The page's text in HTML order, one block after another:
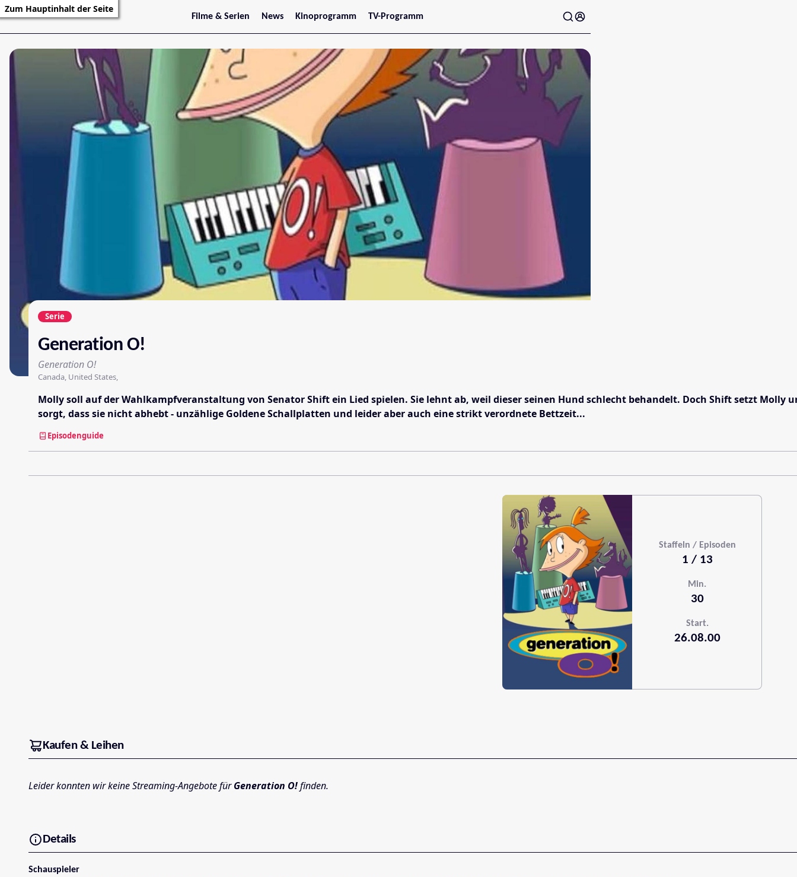
Zum Hauptinhalt der Seite
Filme & Serien
Trailer
Filmarchiv
Serienarchiv
News
Stars
Kinoprogramm
Jetzt im Kino
Wien
Niederösterreich
Oberösterreich
Steiermark
Burgenland
Kärnten
Salzburg
Vorarlberg
TV-Programm
Serie
Generation O!
Generation O!
Canada, United States,
Molly soll auf der Wahlkampfveranstaltung von Senator Shift ein Lied spielen. Sie lehnt ab, weil dieser seinen Hund schlecht behandelt. Doch Shift setzt Molly
sorgt, dass sie nicht abhebt - unzählige Goldene Schallplatten und leider aber auch eine strikt verordnete Bettzeit...
Episodenguide
Staffeln / Episoden
1 / 13
Min.
30
Start.
26.08.00
Kaufen & Leihen
Leider konnten wir keine Streaming-Angebote fürGeneration O!finden.
Details
Schauspieler